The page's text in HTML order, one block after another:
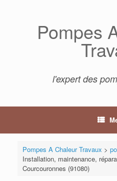
Pompes
l'expert des
Pompes A Chaleur Travaux >
Installation, maintenance,
Courcouronnes (91080)